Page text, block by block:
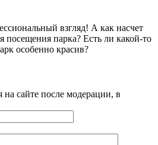
взгляд! А как насчет
посещения парка? Есть ли какой-то
особенно красив?
сайте после модерации, в